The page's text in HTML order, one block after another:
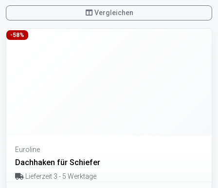
Vergleichen
-58%
Euroline
Dachhaken für Schiefer
Lieferzeit 3 - 5 Werktage